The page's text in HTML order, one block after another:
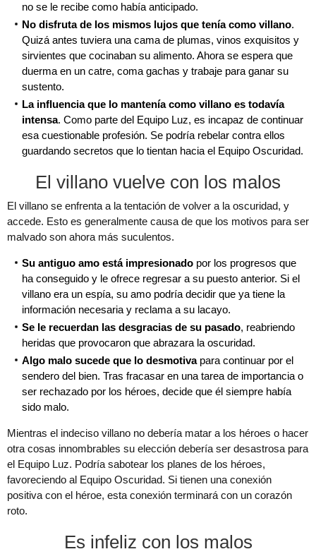
no se le recibe como había anticipado.
No disfruta de los mismos lujos que tenía como villano.
Quizá antes tuviera una cama de plumas, vinos exquisitos y
sirvientes que cocinaban su alimento. Ahora se espera que
duerma en un catre, coma gachas y trabaje para ganar su
sustento.
La influencia que lo mantenía como villano es todavía
intensa. Como parte del Equipo Luz, es incapaz de continuar
esa cuestionable profesión. Se podría rebelar contra ellos
guardando secretos que lo tientan hacia el Equipo Oscuridad.
El villano vuelve con los malos
El villano se enfrenta a la tentación de volver a la oscuridad, y
accede. Esto es generalmente causa de que los motivos para ser
malvado son ahora más suculentos.
Su antiguo amo está impresionado por los progresos que
ha conseguido y le ofrece regresar a su puesto anterior. Si el
villano era un espía, su amo podría decidir que ya tiene la
información necesaria y reclama a su lacayo.
Se le recuerdan las desgracias de su pasado, reabriendo
heridas que provocaron que abrazara la oscuridad.
Algo malo sucede que lo desmotivapara continuar por el
sendero del bien. Tras fracasar en una tarea de importancia o
ser rechazado por los héroes, decide que él siempre había
sido malo.
Mientras el indeciso villano no debería matar a los héroes o hacer
otra cosas innombrables su elección debería ser desastrosa para
el Equipo Luz. Podría sabotear los planes de los héroes,
favoreciendo al Equipo Oscuridad. Si tienen una conexión
positiva con el héroe, esta conexión terminará con un corazón
roto.
Es infeliz con los malos